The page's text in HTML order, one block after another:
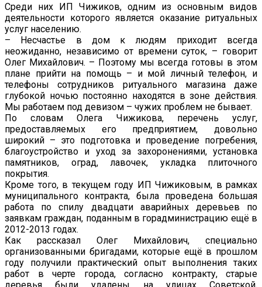
Среди них ИП Чижиков, одним из основным видов
деятельности которого является оказание ритуальных
услуг населению.
– Несчастье в дом к людям приходит всегда
неожиданно, независимо от времени суток, – говорит
Олег Михайлович. – Поэтому мы всегда готовы в этом
плане прийти на помощь – и мой личный телефон, и
телефоны сотрудников ритуального магазина даже
глубокой ночью постоянно находятся в зоне действия.
Мы работаем под девизом – чужих проблем не бывает.
По словам Олега Чижикова, перечень услуг,
предоставляемых его предприятием, довольно
широкий – это подготовка и проведение погребения,
благоустройство и уход за захоронениями, установка
памятников, оград, лавочек, укладка плиточного
покрытия.
Кроме того, в текущем году ИП Чижиковым, в рамках
муниципального контракта, была проведена большая
работа по спилу двадцати аварийных деревьев по
заявкам граждан, поданным в горадминистрацию ещё в
2012-2013 годах.
Как рассказал Олег Михайлович, специально
организованными бригадами, которые ещё в прошлом
году получили практический опыт выполнения таких
работ в черте города, согласно контракту, старые
деревья были удалены на улицах Советской,